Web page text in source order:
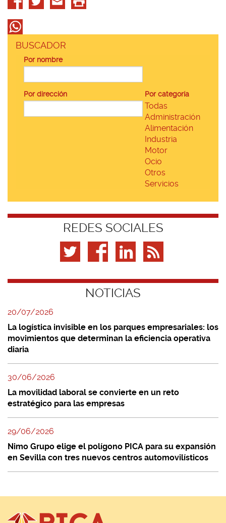
BUSCADOR
Por nombre
Por dirección Por categoría
Todas
Administración
Alimentación
Industria
Motor
Ocio
Otros
Servicios
REDES SOCIALES
NOTICIAS
20/07/2026
La logística invisible en los parques empresariales: los
movimientos que determinan la eficiencia operativa
diaria
30/06/2026
La movilidad laboral se convierte en un reto
estratégico para las empresas
29/06/2026
Nimo Grupo elige el polígono PICA para su expansión
en Sevilla con tres nuevos centros automovilísticos